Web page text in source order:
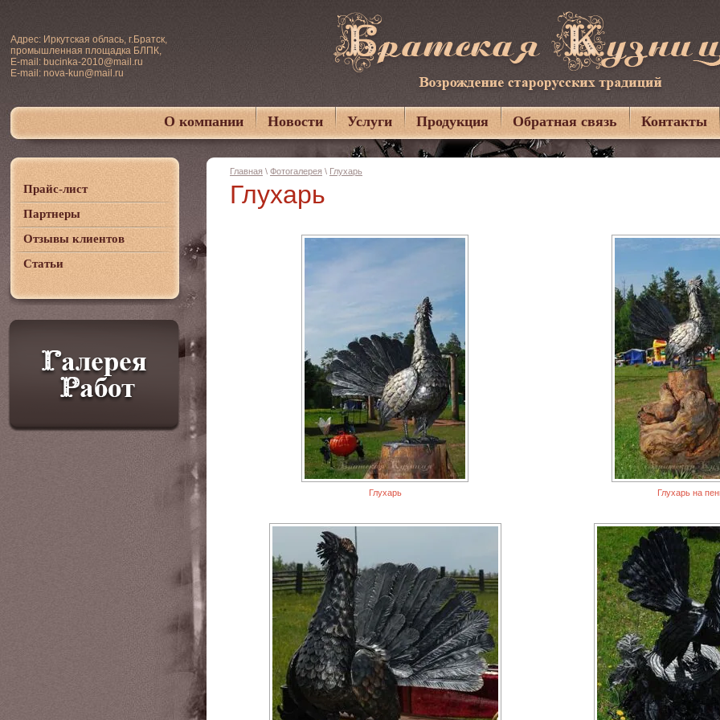
Адрес: Иркутская облась, г.Братск,
промышленная площадка БЛПК,
E-mail: bucinka-2010@mail.ru
E-mail: nova-kun@mail.ru
О компании Новости Услуги Продукция Обратная связь Контакты
Главная \ Фотогалерея \ Глухарь
Глухарь
Глухарь Глухарь на
Прайс-лист
Партнеры
Отзывы клиентов
Статьи